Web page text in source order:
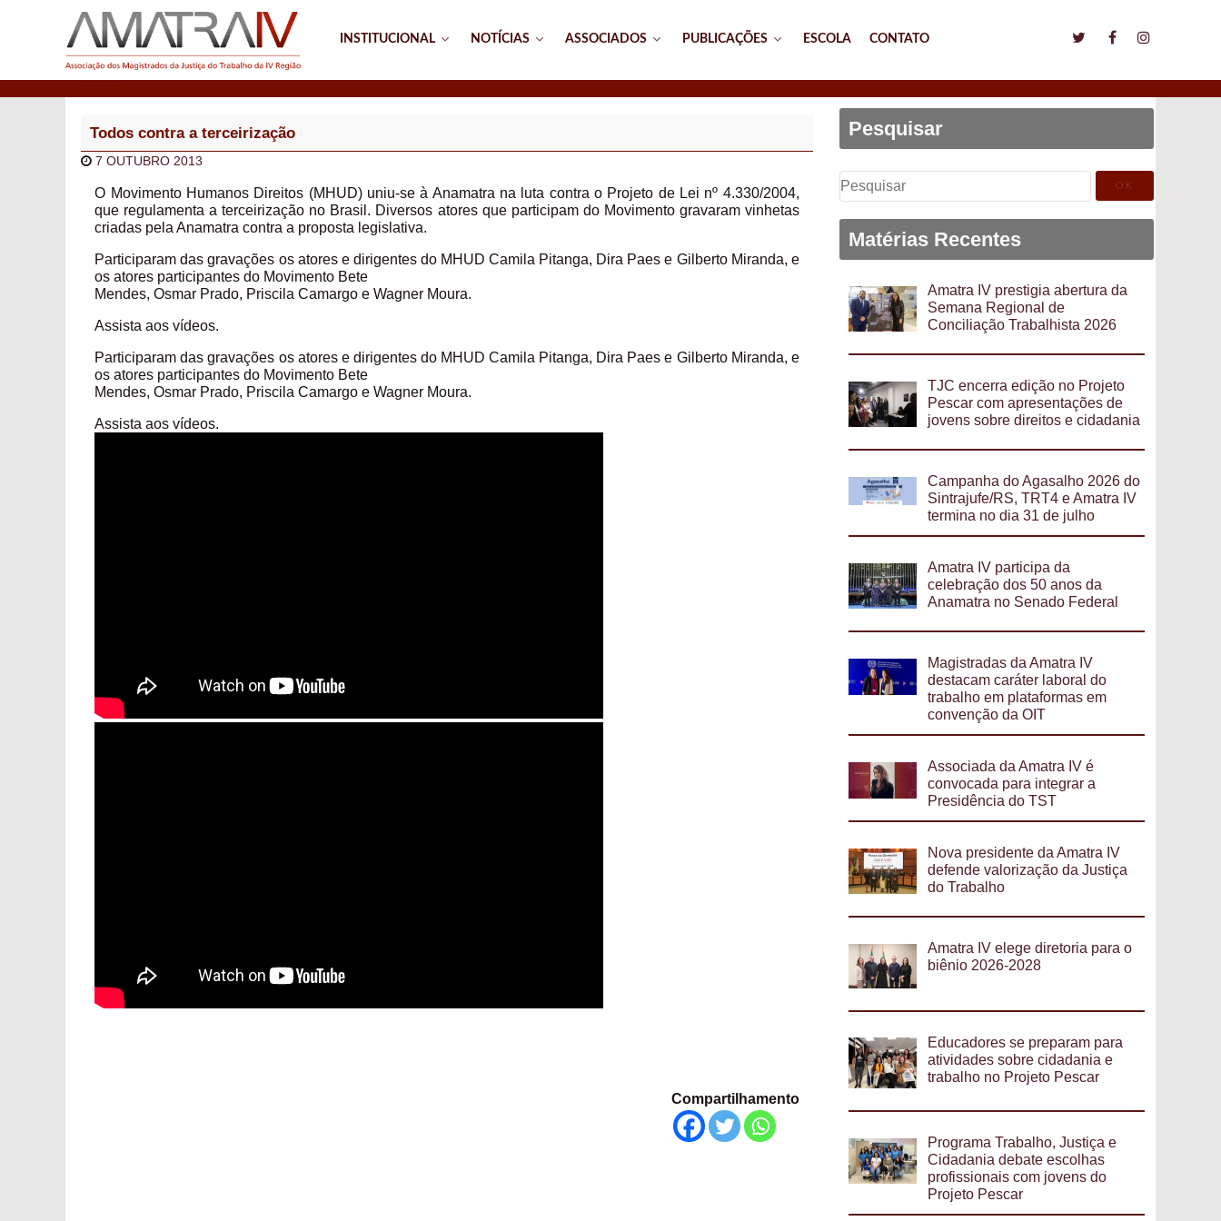
INSTITUCIONAL NOTÍCIAS ASSOCIADOS PUBLICAÇÕES ESCOLA CONTATO
Todos contra a terceirização
7 OUTUBRO 2013
O Movimento Humanos Direitos (MHUD) uniu-se à Anamatra na luta contra o Projeto de Lei nº 4.330/2004,
que regulamenta a terceirização no Brasil. Diversos atores que participam do Movimento gravaram vinhetas
criadas pela Anamatra contra a proposta legislativa.
Participaram das gravações os atores e dirigentes do MHUD Camila Pitanga, Dira Paes e Gilberto Miranda, e
os atores participantes do Movimento Bete
Mendes, Osmar Prado, Priscila Camargo e Wagner Moura.
Assista aos vídeos.
Participaram das gravações os atores e dirigentes do MHUD Camila Pitanga, Dira Paes e Gilberto Miranda, e
os atores participantes do Movimento Bete
Mendes, Osmar Prado, Priscila Camargo e Wagner Moura.
Assista aos vídeos.
Compartilhamento
Pesquisar
Pesquisar
por:
Matérias Recentes
Amatra IV prestigia abertura da
Semana Regional de
Conciliação Trabalhista 2026
TJC encerra edição no Projeto
Pescar com apresentações de
jovens sobre direitos e cidadania
Campanha do Agasalho 2026 do
Sintrajufe/RS, TRT4 e Amatra IV
termina no dia 31 de julho
Amatra IV participa da
celebração dos 50 anos da
Anamatra no Senado Federal
Magistradas da Amatra IV
destacam caráter laboral do
trabalho em plataformas em
convenção da OIT
Associada da Amatra IV é
convocada para integrar a
Presidência do TST
Nova presidente da Amatra IV
defende valorização da Justiça
do Trabalho
Amatra IV elege diretoria para o
biênio 2026-2028
Educadores se preparam para
atividades sobre cidadania e
trabalho no Projeto Pescar
Programa Trabalho, Justiça e
Cidadania debate escolhas
profissionais com jovens do
Projeto Pescar